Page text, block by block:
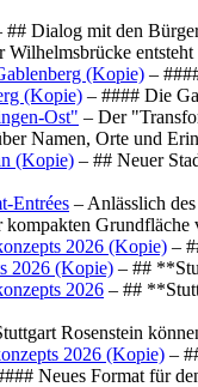
## Dialog mit den
Wilhelmsbrücke
(Kopie) –
(Kopie) – #### Die
Ost" – Der
Namen, Orte und
(Kopie) – ## Neuer
Entrées – Anlässlich
kompakten Grundfläche
2026 (Kopie) –
2026 (Kopie) – ##
2026 – ##
Rosenstein
2026 (Kopie) –
Neues Format für